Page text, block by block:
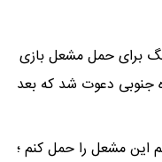
سامسونگ برای حمل مشعل بازی
2018 به سئول کره جنوبی دعوت شد که بعد
مشعل را حمل کنم ؛